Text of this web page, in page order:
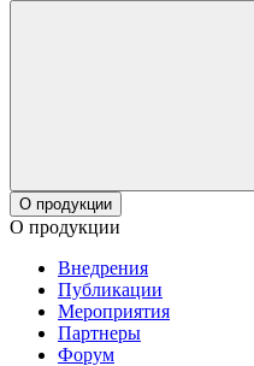
О продукции
О продукции
Внедрения
Публикации
Мероприятия
Партнеры
Форум